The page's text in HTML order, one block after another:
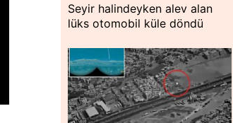
Seyir halindeyken alev alan
lüks otomobil küle döndü